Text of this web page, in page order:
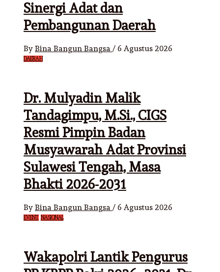
Sinergi Adat dan
Pembangunan Daerah
By Bina Bangun Bangsa / 6 Agustus 2026
DAERAH
Dr. Mulyadin Malik
Tandagimpu, M.Si., CIGS
Resmi Pimpin Badan
Musyawarah Adat Provinsi
Sulawesi Tengah, Masa
Bhakti 2026-2031
By Bina Bangun Bangsa / 6 Agustus 2026
EVENT NASIONAL
Wakapolri Lantik Pengurus